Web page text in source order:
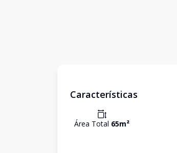
Características
Área Total 65m²